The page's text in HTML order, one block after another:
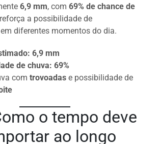
6,9 mm, com69% de chance de
a possibilidade de
diferentes momentos do dia.
6,9 mm
de chuva: 69%
comtrovoadas e possibilidade de
o tempo deve
ao longo